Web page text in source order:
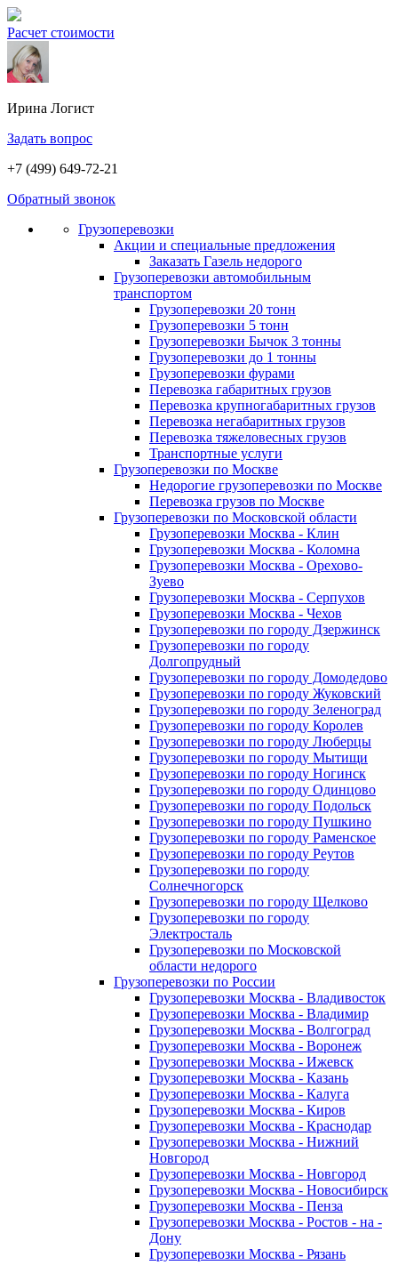
Расчет стоимости
Ирина Логист
Задать вопрос
+7 (499) 649-72-21
Обратный звонок
Грузоперевозки
Акции и специальные предложения
Заказать Газель недорого
Грузоперевозки автомобильным
транспортом
Грузоперевозки 20 тонн
Грузоперевозки 5 тонн
Грузоперевозки Бычок 3 тонны
Грузоперевозки до 1 тонны
Грузоперевозки фурами
Перевозка габаритных грузов
Перевозка крупногабаритных грузов
Перевозка негабаритных грузов
Перевозка тяжеловесных грузов
Транспортные услуги
Грузоперевозки по Москве
Недорогие грузоперевозки по Москве
Перевозка грузов по Москве
Грузоперевозки по Московской области
Грузоперевозки Москва - Клин
Грузоперевозки Москва - Коломна
Грузоперевозки Москва - Орехово-
Зуево
Грузоперевозки Москва - Серпухов
Грузоперевозки Москва - Чехов
Грузоперевозки по городу Дзержинск
Грузоперевозки по городу
Долгопрудный
Грузоперевозки по городу Домодедово
Грузоперевозки по городу Жуковский
Грузоперевозки по городу Зеленоград
Грузоперевозки по городу Королев
Грузоперевозки по городу Люберцы
Грузоперевозки по городу Мытищи
Грузоперевозки по городу Ногинск
Грузоперевозки по городу Одинцово
Грузоперевозки по городу Подольск
Грузоперевозки по городу Пушкино
Грузоперевозки по городу Раменское
Грузоперевозки по городу Реутов
Грузоперевозки по городу
Солнечногорск
Грузоперевозки по городу Щелково
Грузоперевозки по городу
Электросталь
Грузоперевозки по Московской
области недорого
Грузоперевозки по России
Грузоперевозки Москва - Владивосток
Грузоперевозки Москва - Владимир
Грузоперевозки Москва - Волгоград
Грузоперевозки Москва - Воронеж
Грузоперевозки Москва - Ижевск
Грузоперевозки Москва - Казань
Грузоперевозки Москва - Калуга
Грузоперевозки Москва - Киров
Грузоперевозки Москва - Краснодар
Грузоперевозки Москва - Нижний
Новгород
Грузоперевозки Москва - Новгород
Грузоперевозки Москва - Новосибирск
Грузоперевозки Москва - Пенза
Грузоперевозки Москва - Ростов - на -
Дону
Грузоперевозки Москва - Рязань